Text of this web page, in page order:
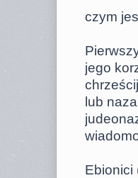
czym
jego
lub
Ebionici